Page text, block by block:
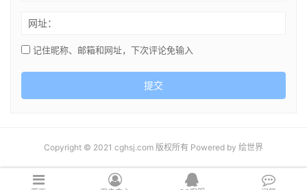
网址：
记住昵称、邮箱和网址，下次评论免输入
提交
Copyright © 2021 cghsj.com 版权所有 Powered by 绘世界